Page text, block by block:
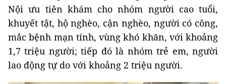
Nội ưu tiên khám cho nhóm người cao tuổi,
khuyết tật, hộ nghèo, cận nghèo, người có công,
mắc bệnh mạn tính, vùng khó khăn, với khoảng
1,7 triệu người; tiếp đó là nhóm trẻ em, người
lao động tự do với khoảng 2 triệu người.